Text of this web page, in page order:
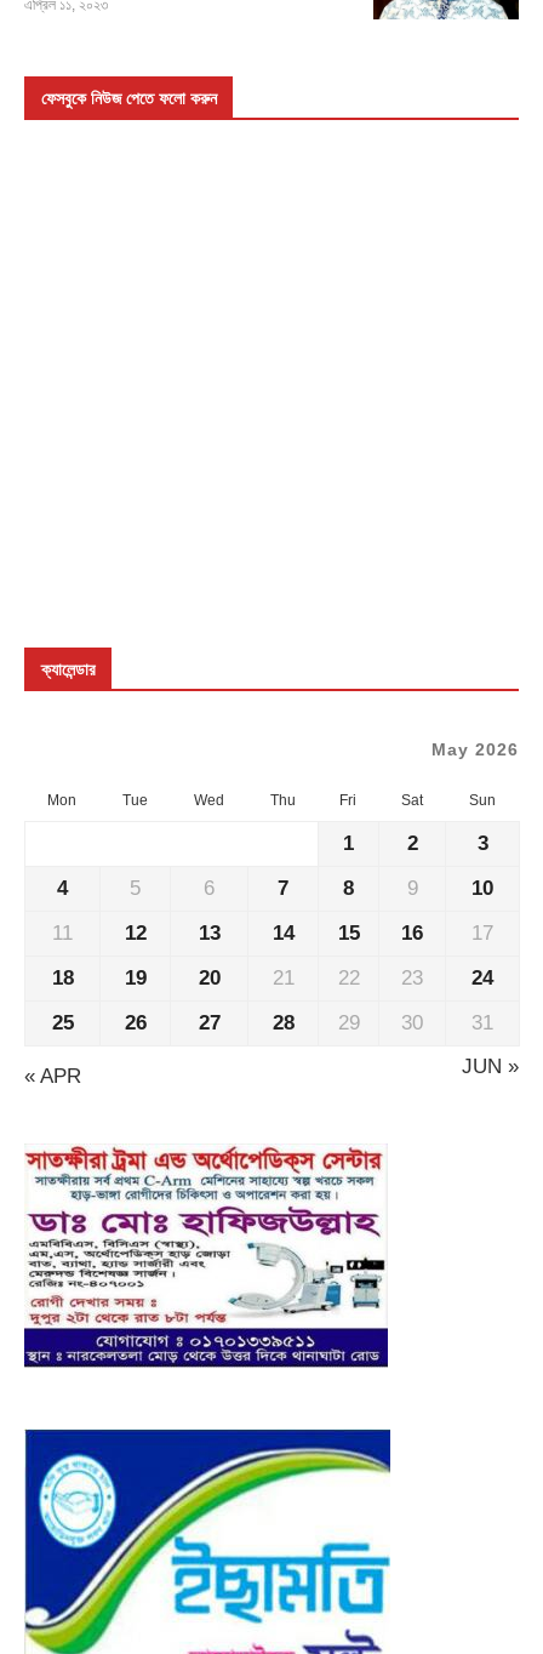
এপ্রিল ১১, ২০২৩
ফেসবুকে নিউজ পেতে ফলো করুন
ক্যালেন্ডার
May 2026
Mon Tue Wed Thu Fri Sat Sun
« APR JUN »
1 2
3
4
5 6 7 8 9
10
11
12 13 14 15 16
17
18
19 20 21 22 23
24
25
26 27 28 29 30 31